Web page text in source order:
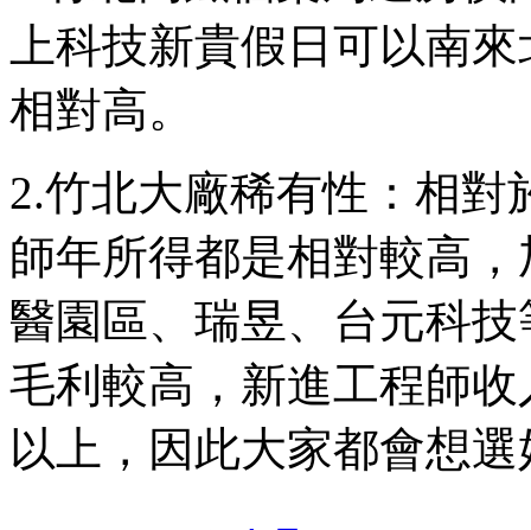
上科技新貴假日可以南
相對高。
2.竹北大廠稀有性：相
師年所得都是相對較高
醫園區、瑞昱、台元科
毛利較高，新進工程師
以上，因此大家都會想